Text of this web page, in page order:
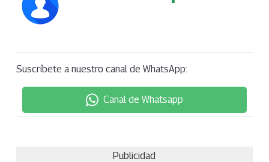
Suscríbete a nuestro canal de WhatsApp:
Canal de Whatsapp
Publicidad